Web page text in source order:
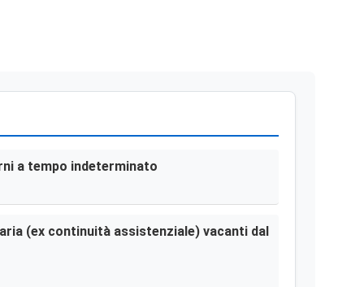
a tempo indeterminato
(ex continuità assistenziale) vacanti dal